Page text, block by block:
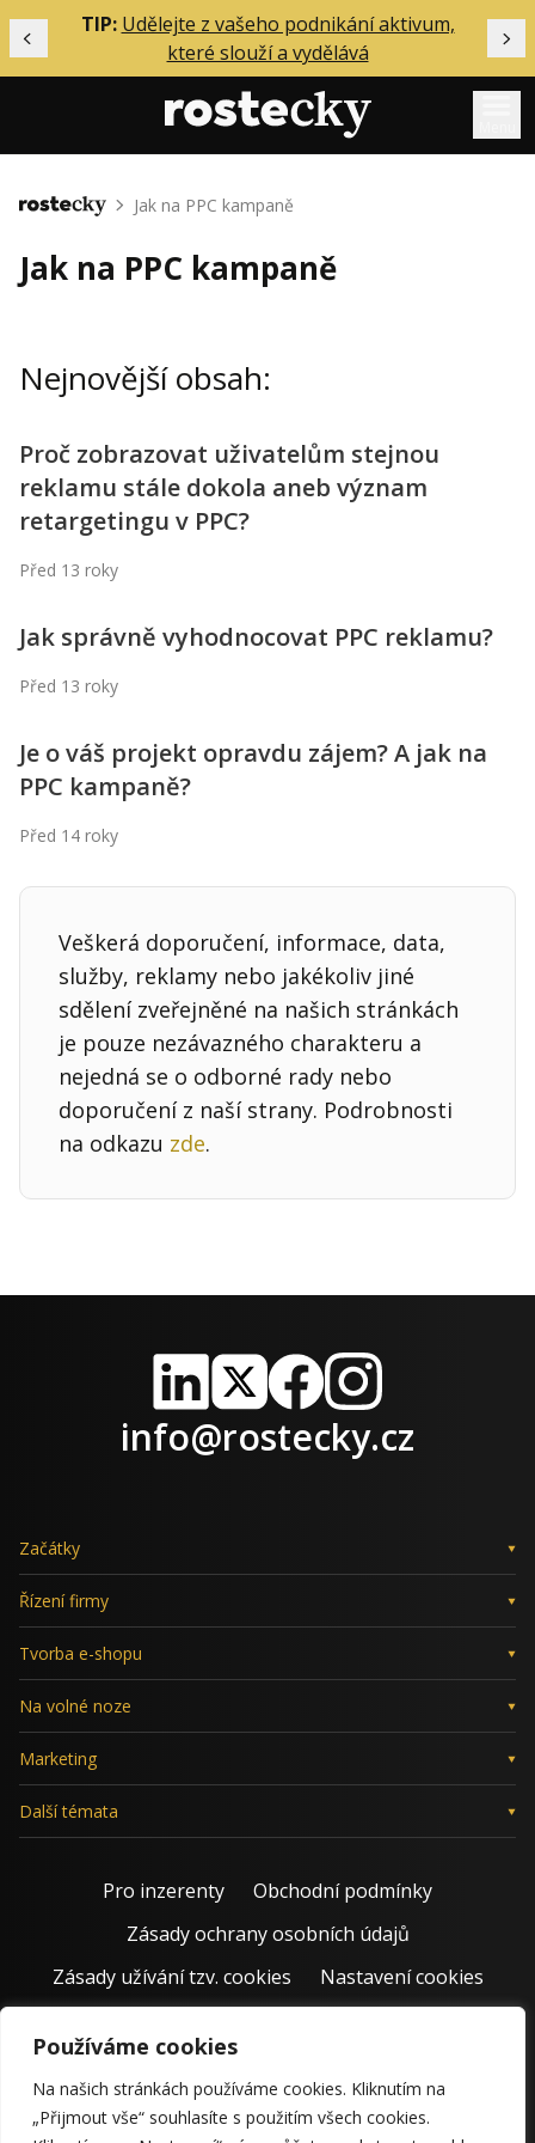
Používáme cookies
Na našich stránkách používáme cookies. Kliknutím na
„Přijmout vše“ souhlasíte s použitím všech cookies.
Předchozí
TIP: Udělejte z vašeho podnikání aktivum,
které slouží a vydělává
Mentoring
Solo
Inzerce
Přihlášení
Kontakt
Obchodní podmínky
Hledaná fráze
Domů Jak na PPC kampaně
Jak na PPC kampaně
Nejnovější obsah:
Proč zobrazovat uživatelům stejnou
reklamu stále dokola aneb význam
retargetingu v PPC?
Před 13 roky
Jak správně vyhodnocovat PPC reklamu?
Před 13 roky
Je o váš projekt opravdu zájem? A jak na
PPC kampaně?
Před 14 roky
Veškerá doporučení, informace, data,
služby, reklamy nebo jakékoliv jiné
sdělení zveřejněné na našich stránkách
je pouze nezávazného charakteru a
nejedná se o odborné rady nebo
doporučení z naší strany. Podrobnosti
na odkazu zde.
LinkedIn
X FacebookInstagram
info@rostecky.cz
Začátky
Řízení firmy
Tvorba e-shopu
Na volné noze
Marketing
Další témata
Pro inzerenty
Obchodní podmínky
Zásady ochrany osobních údajů
Zásady užívání tzv. cookies
Nastavení cookies